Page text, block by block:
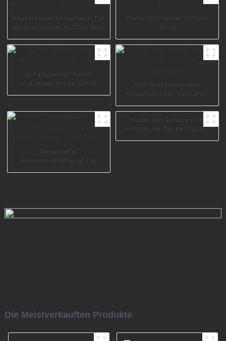
Aluminium-Möbelbein für
Wohnzimmer A0729-150-
Beine für Möbel I3044-
150-A
Sofazubehör Beine
Möbelbeschläge I2897
160 mm modernes
Möbelbein für Schrank,
Metallsofa-
Hardwarematerial für
Modernes Sofabein in
schwarzer Farbe I2603-
Die Meistverkauften Produkte